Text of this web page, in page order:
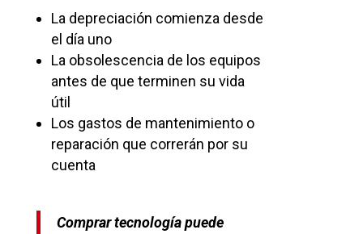
La depreciación comienza desde
el día uno
La obsolescencia de los equipos
antes de que terminen su vida
útil
Los gastos de mantenimiento o
reparación que correrán por su
cuenta
Comprar tecnología puede